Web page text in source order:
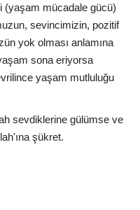
mücadale gücü)
sevincimizin, pozitif
yok olması anlamına
sona eriyorsa
yaşam mutluluğu
sevdiklerine gülümse ve
şükret.